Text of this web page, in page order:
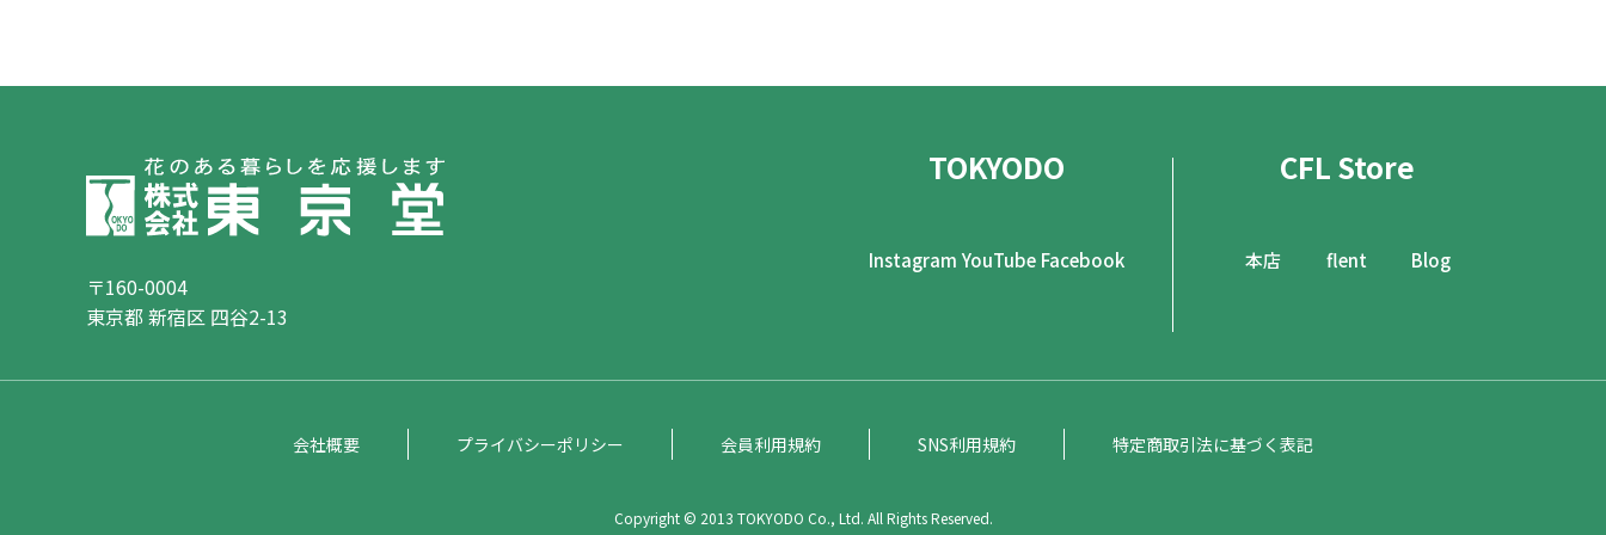
〒160-0004
東京都 新宿区 四谷2-13
TOKYODO
Instagram YouTube Facebook
CFL Store
本店 flent Blog
会社概要 プライバシーポリシー 会員利用規約 SNS利用規約 特定商取引法に基づく表記
Copyright © 2013 TOKYODO Co., Ltd. All Rights Reserved.